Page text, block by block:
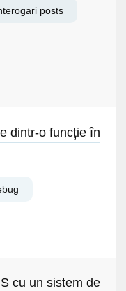
posts
dintr-o funcție în
cu un sistem de